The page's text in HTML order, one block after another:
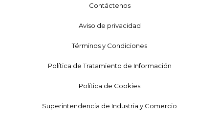
Contáctenos
Aviso de privacidad
Términos y Condiciones
Política de Tratamiento de Información
Política de Cookies
Superintendencia de Industria y Comercio